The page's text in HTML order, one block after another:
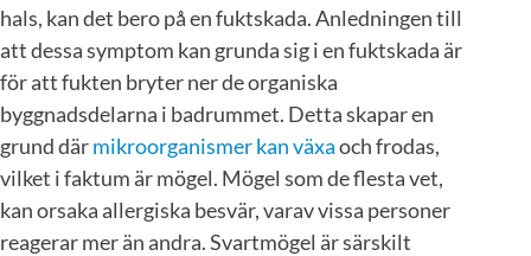
hals, kan det bero på en fuktskada. Anledningen till
att dessa symptom kan grunda sig i en fuktskada är
för att fukten bryter ner de organiska
byggnadsdelarna i badrummet. Detta skapar en
grund därmikroorganismer kan växaoch frodas,
vilket i faktum är mögel. Mögel som de flesta vet,
kan orsaka allergiska besvär, varav vissa personer
reagerar mer än andra. Svartmögel är särskilt